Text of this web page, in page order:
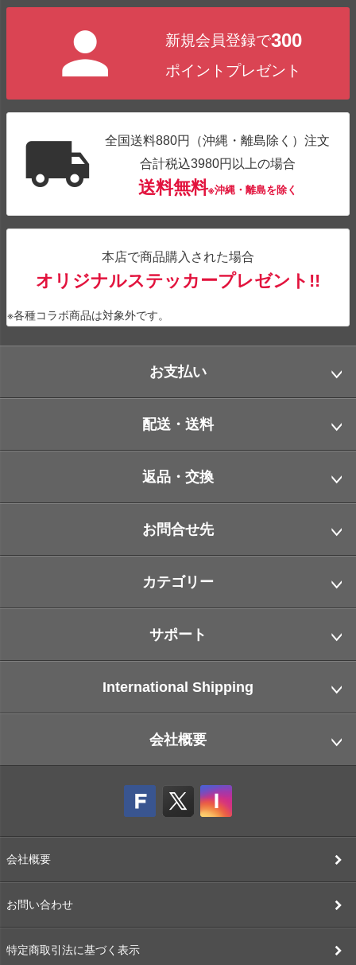
新規会員登録で300
ポイントプレゼント
全国送料880円（沖縄・離島除く）注文
合計税込3980円以上の場合
送料無料※沖縄・離島を除く
本店で商品購入された場合
オリジナルステッカープレゼント!!
※各種コラボ商品は対象外です。
お支払い
配送・送料
返品・交換
お問合せ先
カテゴリー
サポート
International Shipping
会社概要
会社概要
お問い合わせ
特定商取引法に基づく表示